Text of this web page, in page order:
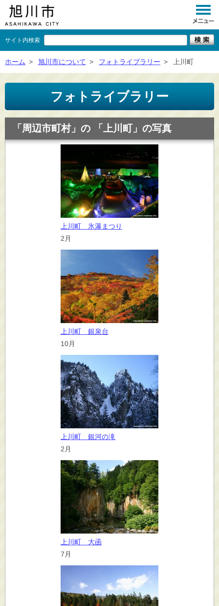
サイト内検索
くらし
観光
施設一覧
市政情報
×閉じる
ホーム > 旭川市について > フォトライブラリー > 上川町
フォトライブラリー
「周辺市町村」の 「上川町」の写真
上川町 氷瀑まつり
2月
上川町 銀泉台
10月
上川町 銀河の滝
2月
上川町 大函
7月